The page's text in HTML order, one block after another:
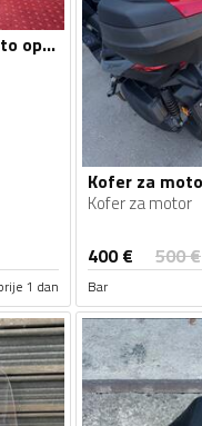
Kofer za motor - Moto oprema
1 dan
Kofer za motor
400€ 500€
Bar